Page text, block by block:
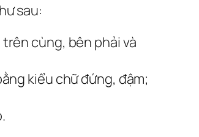
sau:
trên cùng, bên phải và
kiểu chữ đứng, đậm;